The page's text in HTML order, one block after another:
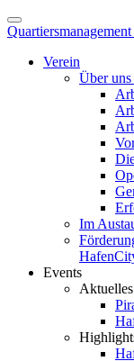
Verein
Über
Im
Events
Aktuelles